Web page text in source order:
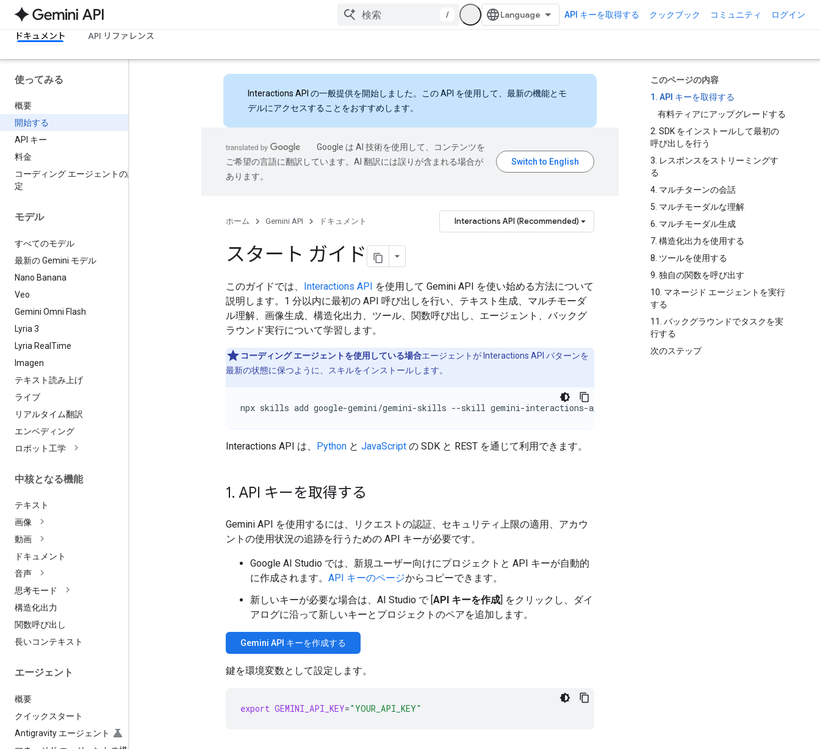
/ API キーを取得する クックブック コミュニティ ログイン
ドキュメント API リファレンス
使ってみる
概要
開始する
API キー
料金
コーディング エージェントの設
定
モデル
すべてのモデル
最新の Gemini モデル
Nano Banana
Veo
Gemini Omni Flash
Lyria 3
Lyria Real Time
Imagen
テキスト読み上げ
ライブ
リアルタイム翻訳
エンベディング
ロボット工学
中核となる機能
テキスト
画像
動画
ドキュメント
音声
思考モード
構造化出力
関数呼び出し
長いコンテキスト
エージェント
概要
クイックスタート
Antigravity エージェント
このページの内容
1. API キーを取得する
有料ティアにアップグレードする
2. SDK をインストールして最初の
呼び出しを行う
3. レスポンスをストリーミングす
る
4. マルチターンの会話
5. マルチモーダルな理解
6. マルチモーダル生成
7. 構造化出力を使用する
8. ツールを使用する
9. 独自の関数を呼び出す
10. マネージド エージェントを実行
する
11. バックグラウンドでタスクを実
行する
次のステップ
Interactions API の一般提供を開始しました。この API を使用して、最新の機能とモ
デルにアクセスすることをおすすめします。
Google は AI 技術を使用して、コンテンツを
ご希望の言語に翻訳しています。AI 翻訳には誤りが含まれる場合が
あります。
ホーム Gemini API ドキュメント Interactions API (Recommended)
スタート ガイド
このガイドでは、 Interactions API を使用して Gemini API を使い始める方法について
説明します。1 分以内に最初の API 呼び出しを行い、テキスト生成、マルチモーダ
ル理解、画像生成、構造化出力、ツール、関数呼び出し、エージェント、バックグ
ラウンド実行について学習します。
コーディング エージェントを使用している場合エージェントが Interactions API パターンを
最新の状態に保つように、スキルをインストールします。
npx skills add google-gemini/gemini-skills --skill gemini-interactions-api
Interactions API は、 Python と JavaScript の SDK と REST を通じて利用できます。
1. API キーを取得する
Gemini API を使用するには、リクエストの認証、セキュリティ上限の適用、アカウ
ントの使用状況の追跡を行うための API キーが必要です。
Google AI Studio では、新規ユーザー向けにプロジェクトと API キーが自動的
に作成されます。 API キーのページからコピーできます。
新しいキーが必要な場合は、AI Studio で [API キーを作成] をクリックし、ダイ
アログに沿って新しいキーとプロジェクトのペアを追加します。
Gemini API キーを作成する
鍵を環境変数として設定します。
export GEMINI_API_KEY="YOUR_API_KEY"